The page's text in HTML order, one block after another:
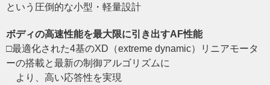
という圧倒的な小型・軽量設計
ボディの高速性能を最大限に引き出すAF性能
□最適化された4基のXD（extreme dynamic）リニアモータ
ーの搭載と最新の制御アルゴリズムに
より、高い応答性を実現